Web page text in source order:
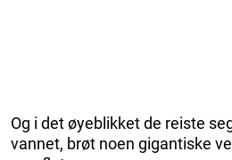
Og i det øyeblikket de reiste
vannet, brøt noen gigantiske